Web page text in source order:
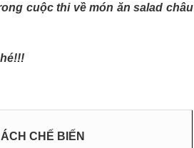
cuộc thi về món ăn salad châu
CHẾ BIẾN